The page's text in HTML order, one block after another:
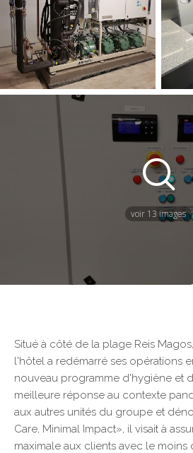
voir 13 images
Situé à côté de la plage Reis
l'hôtel a redémarré ses opérations
nouveau programme d'hygiène et
meilleure réponse au contexte
aux autres unités du groupe et
Care, Minimal Impact», il visait à
maximale aux clients avec le